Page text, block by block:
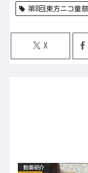
第8回東方ニコ童祭
X
動画紹介